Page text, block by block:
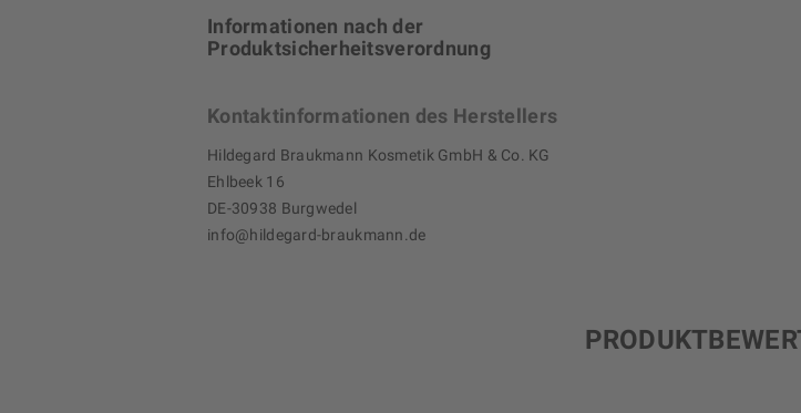
Informationen nach der
Produktsicherheitsverordnung
Kontaktinformationen des Herstellers
Hildegard Braukmann Kosmetik GmbH & Co. KG
Ehlbeek 16
DE-30938 Burgwedel
info@hildegard-braukmann.de